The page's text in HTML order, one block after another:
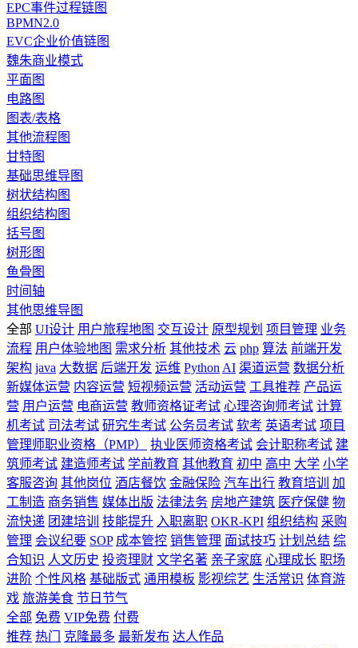
EPC事件过程链图
BPMN2.0
EVC企业价值链图
魏朱商业模式
平面图
电路图
图表/表格
其他流程图
甘特图
基础思维导图
树状结构图
组织结构图
括号图
树形图
鱼骨图
时间轴
其他思维导图
全部 UI设计 用户旅程地图 交互设计 原型规划 项目管理 业务
流程 用户体验地图 需求分析 其他技术 云 php 算法 前端开发
架构 java 大数据 后端开发 运维 Python AI 渠道运营 数据分析
新媒体运营 内容运营 短视频运营 活动运营 工具推荐 产品运
营 用户运营 电商运营 教师资格证考试 心理咨询师考试 计算
机考试 司法考试 研究生考试 公务员考试 软考 英语考试 项目
管理师职业资格（PMP）
执业医师资格考试 会计职称考试 建
筑师考试 建造师考试 学前教育 其他教育 初中 高中 大学 小学
客服咨询 其他岗位 酒店餐饮 金融保险 汽车出行 教育培训
加
工制造 商务销售 媒体出版 法律法务 房地产建筑 医疗保健 物
流快递 团建培训 技能提升 入职离职 OKR-KPI 组织结构 采购
管理 会议纪要 SOP 成本管控 销售管理 面试技巧 计划总结 综
合知识 人文历史 投资理财 文学名著 亲子家庭 心理成长 职场
进阶 个性风格 基础版式 通用模板 影视综艺 生活常识 体育游
戏 旅游美食 节日节气
全部 免费 VIP免费 付费
推荐 热门 克隆最多 最新发布 达人作品